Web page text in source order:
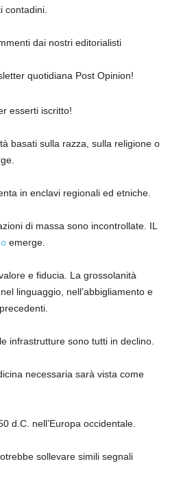
contadini.
dai nostri editorialisti
quotidiana Post Opinion!
esserti iscritto!
basati sulla razza, sulla religione o
in enclavi regionali ed etniche.
di massa sono incontrollate. IL
emerge.
e fiducia. La grossolanità
linguaggio, nell’abbigliamento e
infrastrutture sono tutti in declino.
necessaria sarà vista come
d.C. nell’Europa occidentale.
sollevare simili segnali